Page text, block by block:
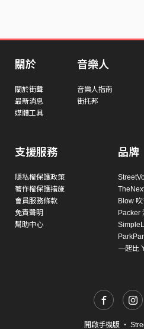
關於
關於街聲
最新消息
媒體工具
音樂人
音樂人指南
街托邦
支援服務
隱私權保護政策
著作權保護措施
會員服務條款
免責聲明
幫助中心
品牌
Blow
Packer
一起比
開啟手機版 ・